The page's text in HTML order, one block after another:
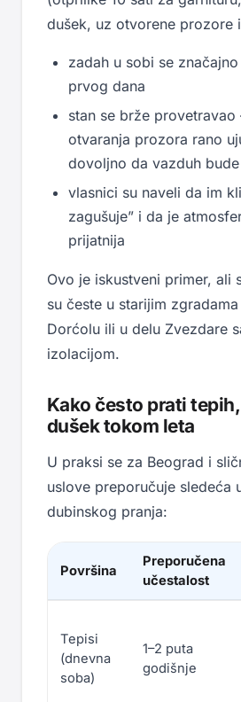
dušek, uz otvorene prozore
zadah u sobi se
prvog dana
stan se brže provetravao
otvaranja prozora rano
dovoljno da vazduh
vlasnici su naveli da im
zagušuje” i da je
prijatnija
Ovo je iskustveni primer, ali
su česte u starijim
Dorćolu ili u delu Zvezdare
izolacijom.
Kako često prati
dušek tokom leta
U praksi se za Beograd i
uslove preporučuje sledeća
dubinskog pranja:
Površina
Preporučena
učestalost
Tepisi
(dnevna
soba)
1–2 puta
godišnje